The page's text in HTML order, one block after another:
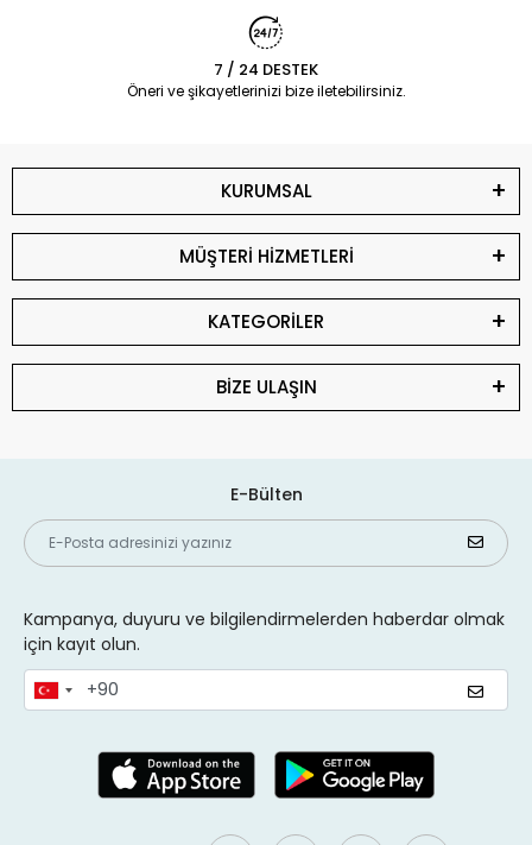
7 / 24 DESTEK
Öneri ve şikayetlerinizi bize iletebilirsiniz.
KURUMSAL
MÜŞTERİ HİZMETLERİ
KATEGORİLER
BİZE ULAŞIN
E-Bülten
Kampanya, duyuru ve bilgilendirmelerden haberdar olmak
için kayıt olun.